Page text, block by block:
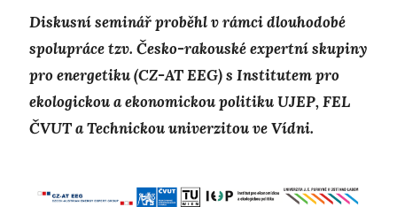
Diskusní seminář proběhl v rámci dlouhodobé
spolupráce tzv. Česko-rakouské expertní skupiny
pro energetiku (CZ-AT EEG) s Institutem pro
ekologickou a ekonomickou politiku UJEP, FEL
ČVUT a Technickou univerzitou ve Vídni.